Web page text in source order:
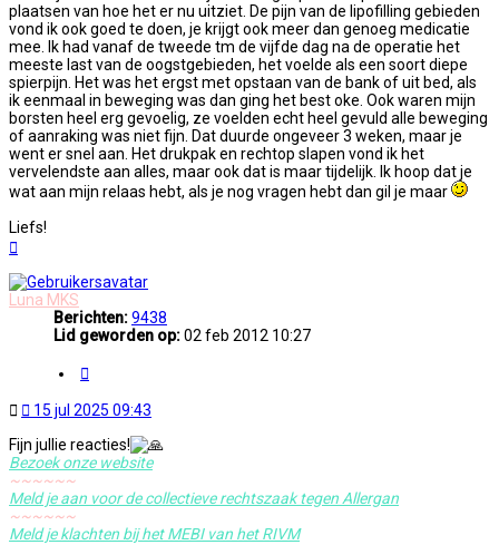
plaatsen van hoe het er nu uitziet. De pijn van de lipofilling gebieden
vond ik ook goed te doen, je krijgt ook meer dan genoeg medicatie
mee. Ik had vanaf de tweede tm de vijfde dag na de operatie het
meeste last van de oogstgebieden, het voelde als een soort diepe
spierpijn. Het was het ergst met opstaan van de bank of uit bed, als
ik eenmaal in beweging was dan ging het best oke. Ook waren mijn
borsten heel erg gevoelig, ze voelden echt heel gevuld alle beweging
of aanraking was niet fijn. Dat duurde ongeveer 3 weken, maar je
went er snel aan. Het drukpak en rechtop slapen vond ik het
vervelendste aan alles, maar ook dat is maar tijdelijk. Ik hoop dat je
wat aan mijn relaas hebt, als je nog vragen hebt dan gil je maar
Liefs!
Luna MKS
Berichten:9438
Lid geworden op:02 feb 2012 10:27
Ongelezen
bericht
15 jul 2025 09:43
Fijn jullie reacties!
Bezoek onze website
~~~~~~
Meld je aan voor de collectieve rechtszaak tegen Allergan
~~~~~~
Meld je klachten bij het MEBI van het RIVM